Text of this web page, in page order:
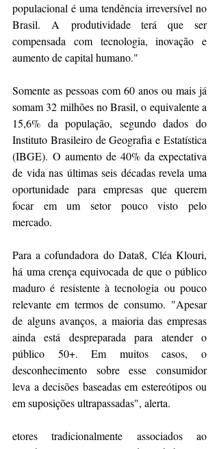
populacional é uma tendência irreversível no
Brasil. A produtividade terá que ser
compensada com tecnologia, inovação e
aumento de capital humano."
Somente as pessoas com 60 anos ou mais já
somam 32 milhões no Brasil, o equivalente a
15,6% da população, segundo dados do
Instituto Brasileiro de Geografia e Estatística
(IBGE). O aumento de 40% da expectativa
de vida nas últimas seis décadas revela uma
oportunidade para empresas que querem
focar em um setor pouco visto pelo
mercado.
Para a cofundadora do Data8, Cléa Klouri,
há uma crença equivocada de que o público
maduro é resistente à tecnologia ou pouco
relevante em termos de consumo. "Apesar
de alguns avanços, a maioria das empresas
ainda está despreparada para atender o
público 50+. Em muitos casos, o
desconhecimento sobre esse consumidor
leva a decisões baseadas em estereótipos ou
em suposições ultrapassadas", alerta.
etores tradicionalmente associados ao